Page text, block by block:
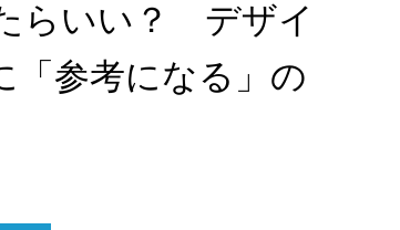
らいい？ デザイ
「参考になる」の